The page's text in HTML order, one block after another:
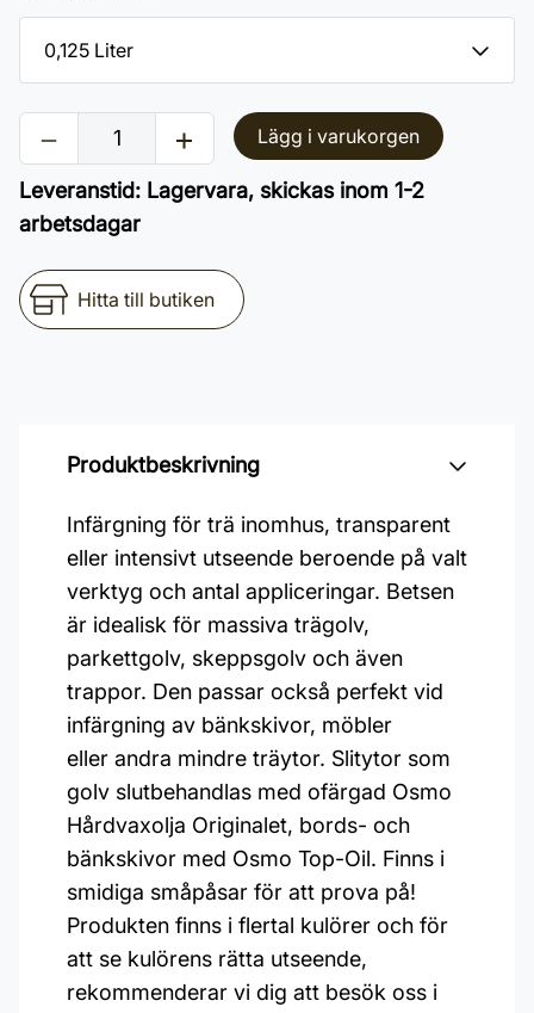
Lägg i varukorgen
Leveranstid: Lagervara, skickas inom 1-2
arbetsdagar
Hitta till butiken
Produktbeskrivning
Infärgning för trä inomhus, transparent
eller intensivt utseende beroende på valt
verktyg och antal appliceringar. Betsen
är idealisk för massiva trägolv,
parkettgolv, skeppsgolv och även
trappor. Den passar också perfekt vid
infärgning av bänkskivor, möbler
eller andra mindre träytor. Slitytor som
golv slutbehandlas med ofärgad Osmo
Hårdvaxolja Originalet, bords- och
bänkskivor med Osmo Top-Oil. Finns i
smidiga småpåsar för att prova på!
Produkten finns i flertal kulörer och för
att se kulörens rätta utseende,
rekommenderar vi dig att besök oss i